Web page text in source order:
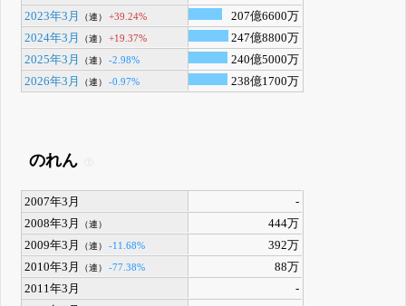
2023年3月
（連） +39.24%
207億6600万
2024年3月
（連） +19.37%
247億8800万
2025年3月
（連） -2.98%
240億5000万
2026年3月
（連） -0.97% 238億1700万
のれん
2007年3月
-
2008年3月
（連）
444万
2009年3月
（連） -11.68%
392万
2010年3月
（連） -77.38%
88万
2011年3月
-